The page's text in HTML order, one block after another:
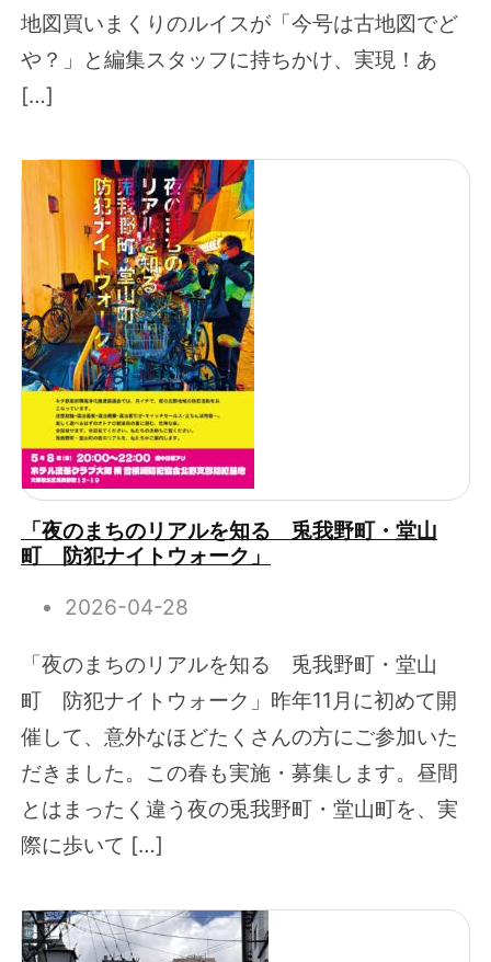
地図買いまくりのルイスが「今号は古地図でど
や？」と編集スタッフに持ちかけ、実現！あ
[…]
「夜のまちのリアルを知る 兎我野町・堂山
町 防犯ナイトウォーク」
2026-04-28
「夜のまちのリアルを知る 兎我野町・堂山
町 防犯ナイトウォーク」昨年11月に初めて開
催して、意外なほどたくさんの方にご参加いた
だきました。この春も実施・募集します。昼間
とはまったく違う夜の兎我野町・堂山町を、実
際に歩いて […]